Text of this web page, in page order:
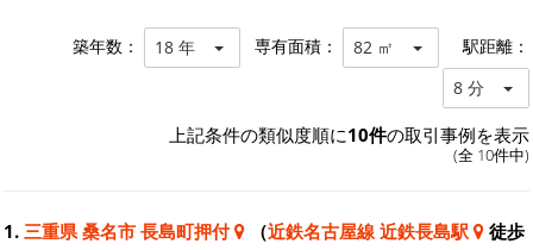
築年数： 18 年 専有面積： 82 ㎡ 駅距離：
8 分
上記条件の類似度順に10件の取引事例を表示
(全 10件中)
1. 三重県 桑名市 長島町押付 （近鉄名古屋線 近鉄長島駅
徒歩